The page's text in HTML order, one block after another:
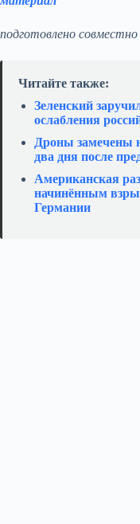
подготовлено совместно
Читайте также:
Зеленский
ослабления
Дроны замечены
два дня после
Американская
начинённым
Германии